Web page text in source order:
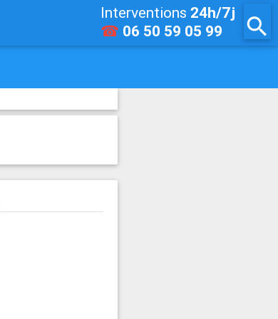
Interventions 24h/7j
☎ 06 50 59 05 99 search